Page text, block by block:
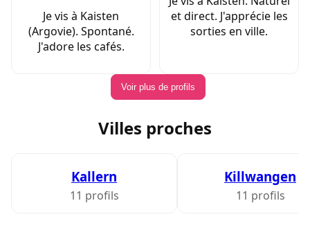
Je vis à Kaisten
(Argovie). Spontané.
J'adore les cafés.
et direct. J'apprécie les
sorties en ville.
Voir plus de profils
Villes proches
Kallern
11 profils
Killwangen
11 profils